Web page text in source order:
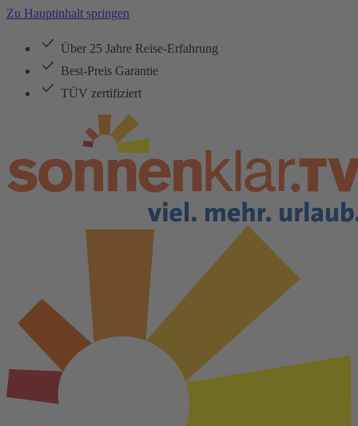
Zu Hauptinhalt springen
Über 25 Jahre Reise-Erfahrung
Best-Preis Garantie
TÜV zertifiziert